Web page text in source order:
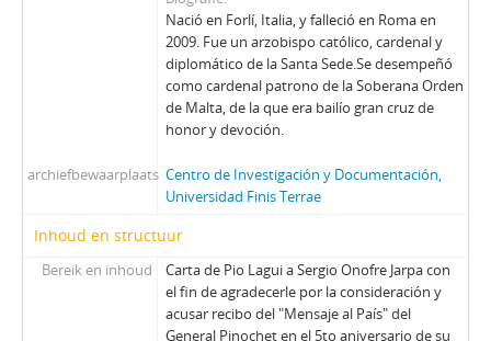
50 - Transcripción de una intervención senatorial de Sergio Onofre Jarpa
51 - Programa de institucionalización socio-económica
52 - Carta firmada de Julio Canessa Robert a Sergio Onofre Jarpa con una transcripción de una discusión senatorial sobre la carta del Senador Pinochet al Presidente del Senado [Andrés Zaldívar]
53 - Carta de Sergio Onofre Jarpa al Directo del Mercurio
54 - Carta de Brun Siebert a Sr Director [desconocido] con documento anexo sobre Hospitales y otros centros de atención
56 - Carta de Sergio Onofre Jarpa al Presidente de Chile Augusto Pinochet con copia transcrita a mano
57 - Carta firmada de Alberto Espina a Sergio Onofre Jarpa
58 - Transcripción de discusión senatorial de Sergio Onofre Jarpa
60 - Comunicado escrito "El valor de la estabilidad"
61 - Maqueta escrita de proyecto de ley
62 - Carta firmada de Rodolfo Stange a Sergio Onofre Jarpa
Nació en Forlí, Italia, y falleció en Roma en
2009. Fue un arzobispo católico, cardenal y
diplomático de la Santa Sede.Se desempeñó
como cardenal patrono de la Soberana Orden
de Malta, de la que era bailío gran cruz de
honor y devoción.
archiefbewaarplaats Centro de Investigación y Documentación,
Universidad Finis Terrae
Inhoud en structuur
Bereik en inhoud
Carta de Pio Lagui a Sergio Onofre Jarpa con
el fin de agradecerle por la consideración y
acusar recibo del "Mensaje al País" del
General Pinochet en el 5to aniversario de su